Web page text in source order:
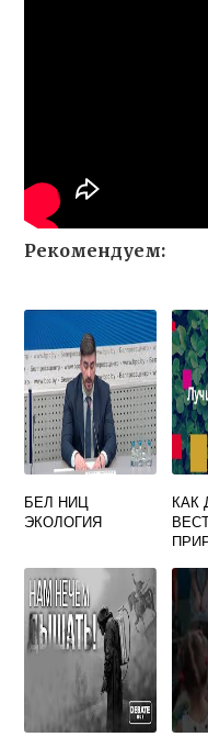
Рекомендуем:
БЕЛ НИЦ
ЭКОЛОГИЯ
КАК